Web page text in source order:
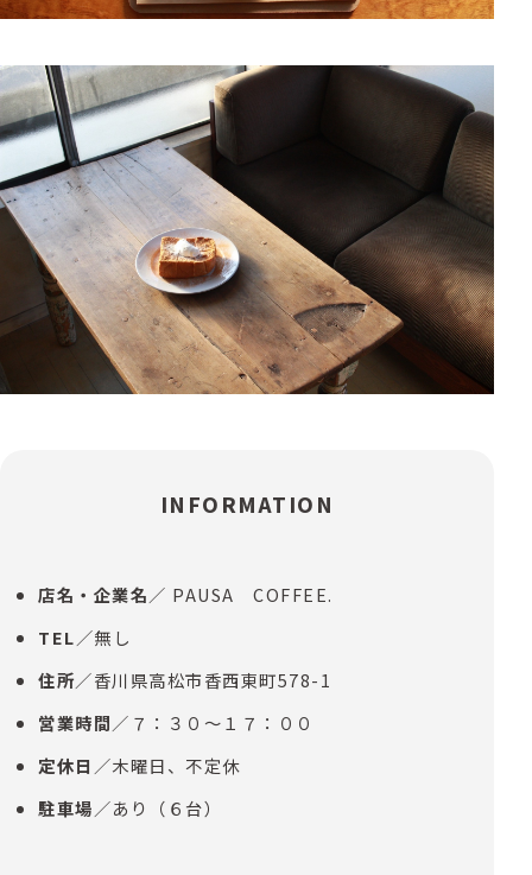
INFORMATION
店名・企業名／ PAUSA COFFEE.
TEL／無し
住所／香川県高松市香西東町578-1
営業時間／７：３０～１７：００
定休日 ／木曜日、不定休
駐車場／あり（６台）